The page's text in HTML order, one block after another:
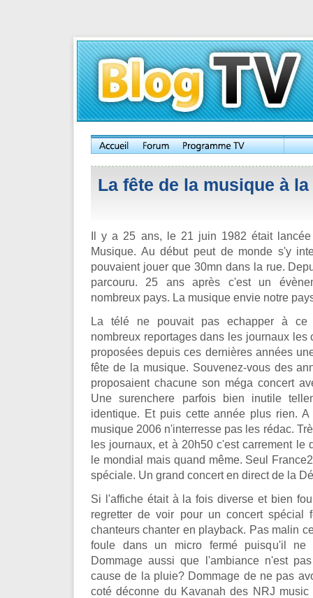
La fête de la musique à
Il y a 25 ans, le 21 juin 1982 était
Musique. Au début peut de monde s'y
pouvaient jouer que 30mn dans la rue.
parcouru. 25 ans après c'est un
nombreux pays. La musique envie notre
La télé ne pouvait pas echapper à ce
nombreux reportages dans les journaux les
proposées depuis ces dernières années
fête de la musique. Souvenez-vous des
proposaient chacune son méga concert
Une surenchere parfois bien inutile
identique. Et puis cette année plus rien.
musique 2006 n'interresse pas les rédac.
les journaux, et à 20h50 c'est carrement le
le mondial mais quand même. Seul
spéciale. Un grand concert en direct de la
Si l'affiche était à la fois diverse et bien
regretter de voir pour un concert spécial
chanteurs chanter en playback. Pas malin
foule dans un micro fermé puisqu'il ne
Dommage aussi que l'ambiance n'est
cause de la pluie? Dommage de ne pas
coté déconne du Kavanah des NRJ